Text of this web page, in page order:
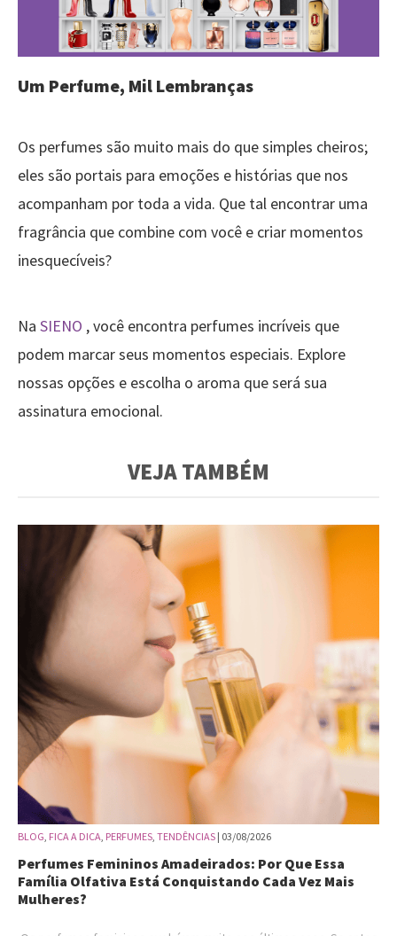
Um Perfume, Mil Lembranças
Os perfumes são muito mais do que simples cheiros;
eles são portais para emoções e histórias que nos
acompanham por toda a vida. Que tal encontrar uma
fragrância que combine com você e criar momentos
inesquecíveis?
Na SIENO , você encontra perfumes incríveis que
podem marcar seus momentos especiais. Explore
nossas opções e escolha o aroma que será sua
assinatura emocional.
VEJA TAMBÉM
BLOG FICA A DICA PERFUMES TENDÊNCIAS | 03/08/2026
Perfumes Femininos Amadeirados: Por Que Essa
Família Olfativa Está Conquistando Cada Vez Mais
Mulheres?